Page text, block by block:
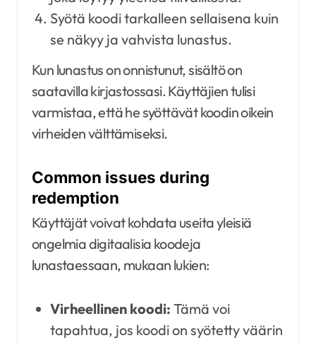
Syötä koodi tarkalleen sellaisena kuin
se näkyy ja vahvista lunastus.
Kun lunastus on onnistunut, sisältö on
saatavilla kirjastossasi. Käyttäjien tulisi
varmistaa, että he syöttävät koodin oikein
virheiden välttämiseksi.
Common issues during
redemption
Käyttäjät voivat kohdata useita yleisiä
ongelmia digitaalisia koodeja
lunastaessaan, mukaan lukien:
Virheellinen koodi: Tämä voi
tapahtua, jos koodi on syötetty väärin